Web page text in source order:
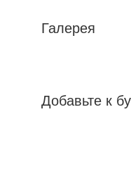
Галерея
Добавьте к